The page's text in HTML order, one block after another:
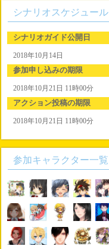
シナリオスケジュール
シナリオガイド公開日
2018年10月14日
参加申し込みの期限
2018年10月21日 11時00分
アクション投稿の期限
2018年10月21日 11時00分
参加キャラクター一覧